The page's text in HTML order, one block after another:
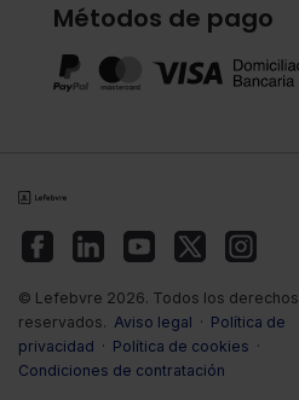
Métodos de pago
© Lefebvre 2026. Todos los derechos
reservados. Aviso legal · Política de
privacidad · Política de cookies ·
Condiciones de contratación